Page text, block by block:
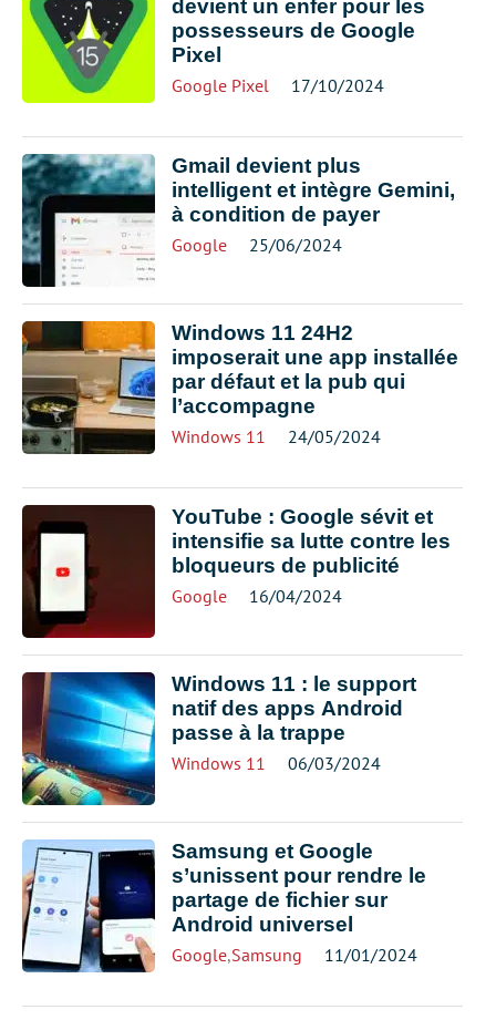
devient un enfer pour les
possesseurs de Google
Pixel
Google Pixel 17/10/2024
Gmail devient plus
intelligent et intègre Gemini,
à condition de payer
Google 25/06/2024
Windows 11 24H2
imposerait une app installée
par défaut et la pub qui
l’accompagne
Windows 11 24/05/2024
YouTube : Google sévit et
intensifie sa lutte contre les
bloqueurs de publicité
Google 16/04/2024
Windows 11 : le support
natif des apps Android
passe à la trappe
Windows 11 06/03/2024
Samsung et Google
s’unissent pour rendre le
partage de fichier sur
Android universel
Google,Samsung 11/01/2024